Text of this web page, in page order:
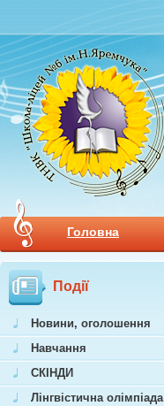
Головна
Події
Новини, оголошення
Навчання
СКІНДИ
Лінгвістична олімпіада